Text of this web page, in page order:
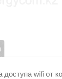
доступа wifi от